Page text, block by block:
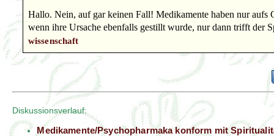
Hallo. Nein, auf gar keinen Fall! Medikamente haben nur
wenn ihre Ursache ebenfalls gestillt wurde, nur dann trifft der
wissenschaft
Diskussionsverlauf:
Medikamente/Psychopharmaka konform mit